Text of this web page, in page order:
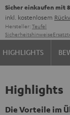
Sicher einkaufen mit
inkl. kostenlosem
Hersteller: Teufel
Sicherheitshinweise
HIGHLIGHTS
Highlights
Die Vorteile im